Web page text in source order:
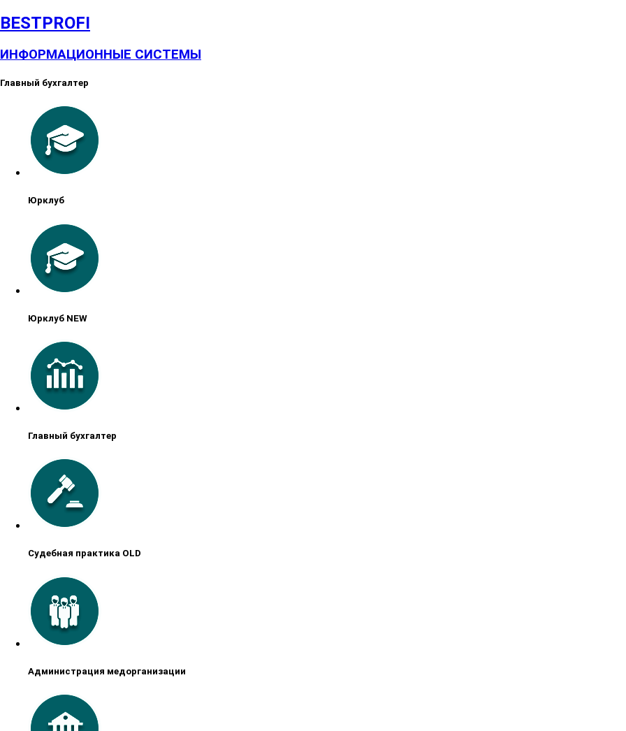
BESTPROFI
ИНФОРМАЦИОННЫЕ СИСТЕМЫ
Главный бухгалтер
Юрклуб
Юрклуб NEW
Главный бухгалтер
Судебная практика OLD
Администрация медорганизации